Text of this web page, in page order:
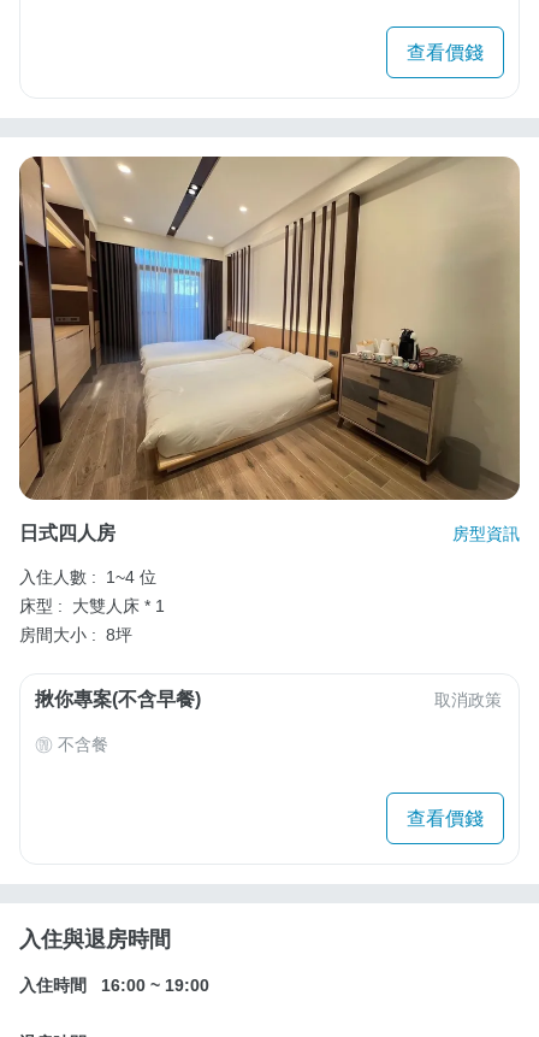
查看價錢
日式四人房 房型資訊
入住人數 :
1~4 位
床型 :
大雙人床 * 1
房間大小 : 8坪
揪你專案(不含早餐) 取消政策
不含餐
查看價錢
入住與退房時間
入住時間 16:00 ~ 19:00